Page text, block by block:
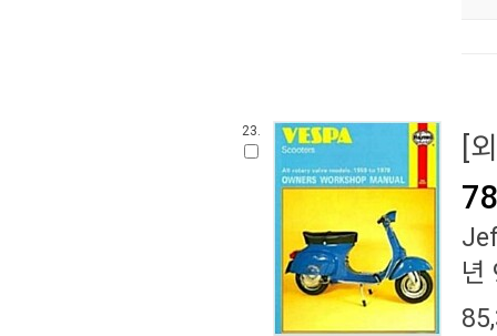
23. [
년